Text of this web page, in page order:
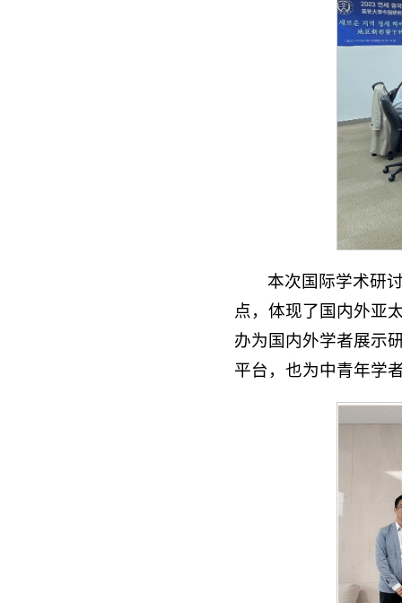
本次国际学术研
点，体现了国内外亚
办为国内外学者展示
平台，也为中青年学